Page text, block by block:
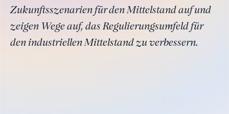
Zukunftsszenarien für den Mittelstand auf und
zeigen Wege auf, das Regulierungsumfeld für
den industriellen Mittelstand zu verbessern.